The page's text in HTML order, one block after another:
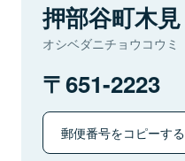
押部谷町木見
オシベダニチョウコウミ
651-2223
郵便番号をコピーする